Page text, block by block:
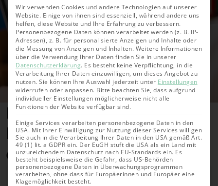
ETF für Anfänger:innen – Der
komplette Leitfaden für den
erfolgreichen Einstieg
Autor
Lars Hartog
Wir verwenden Cookies und andere Technologien auf unserer
Website. Einige von ihnen sind essenziell, während andere uns
helfen, diese Website und Ihre Erfahrung zu verbessern.
Personenbezogene Daten können verarbeitet werden (z. B. IP-
Adressen), z. B. für personalisierte Anzeigen und Inhalte oder
die Messung von Anzeigen und Inhalten. Weitere Informationen
über die Verwendung Ihrer Daten finden Sie in unserer
Datenschutzerklärung. Es besteht keine Verpflichtung, in die
Verarbeitung Ihrer Daten einzuwilligen, um dieses Angebot zu
nutzen. Sie können Ihre Auswahl jederzeit unter Einstellungen
widerrufen oder anpassen. Bitte beachten Sie, dass aufgrund
individueller Einstellungen möglicherweise nicht alle
Funktionen der Website verfügbar sind.
Einige Services verarbeiten personenbezogene Daten in den
USA. Mit Ihrer Einwilligung zur Nutzung dieser Services willigen
Sie auch in die Verarbeitung Ihrer Daten in den USA gemäß Art.
49 (1) lit. a GDPR ein. Der EuGH stuft die USA als ein Land mit
unzureichendem Datenschutz nach EU-Standards ein. Es
besteht beispielsweise die Gefahr, dass US-Behörden
personenbezogene Daten in Überwachungsprogrammen
verarbeiten, ohne dass für Europäerinnen und Europäer eine
Klagemöglichkeit besteht.